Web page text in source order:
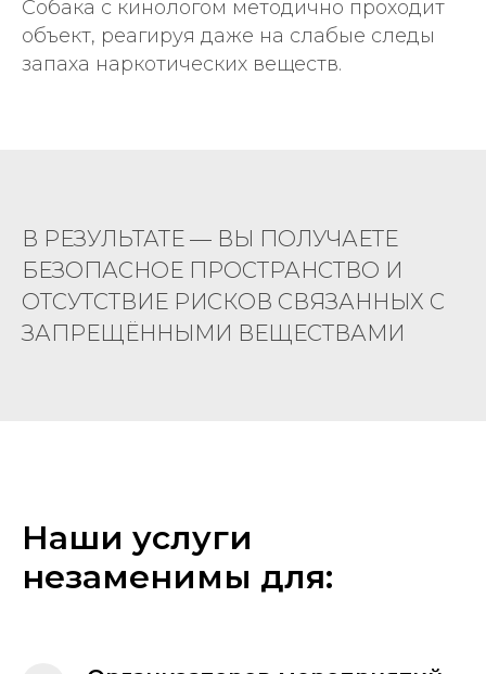
Собака с кинологом методично проходит
объект, реагируя даже на слабые следы
запаха наркотических веществ.
В РЕЗУЛЬТАТЕ — ВЫ ПОЛУЧАЕТЕ
БЕЗОПАСНОЕ ПРОСТРАНСТВО И
ОТСУТСТВИЕ РИСКОВ СВЯЗАННЫХ С
ЗАПРЕЩЁННЫМИ ВЕЩЕСТВАМИ
Наши услуги
незаменимы для: